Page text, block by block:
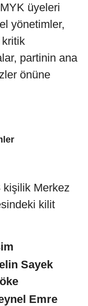
üyeleri
yönetimler,
kritik
partinin ana
önüne
kişilik Merkez
kilit
Sayek
Emre